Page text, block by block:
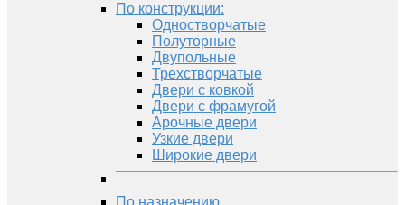
По конструкции:
Одностворчатые
Полуторные
Двупольные
Трехстворчатые
Двери с ковкой
Двери с фрамугой
Арочные двери
Узкие двери
Широкие двери
По назначению